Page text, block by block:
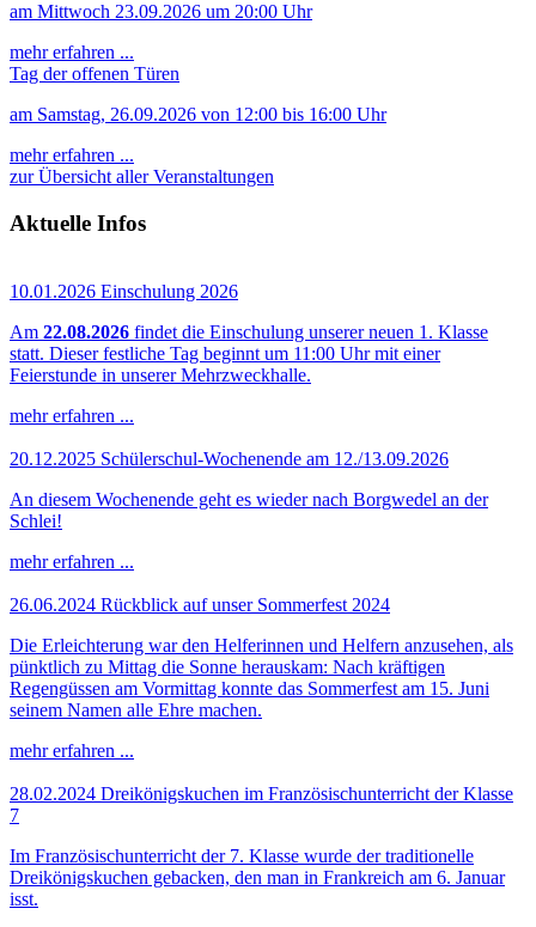
am Mittwoch 23.09.2026 um 20:00 Uhr
mehr erfahren ...
Tag der offenen Türen
am Samstag, 26.09.2026 von 12:00 bis 16:00 Uhr
mehr erfahren ...
zur Übersicht aller Veranstaltungen
Aktuelle Infos
10.01.2026 Einschulung 2026
Am 22.08.2026 findet die Einschulung unserer neuen 1. Klasse
statt. Dieser festliche Tag beginnt um 11:00 Uhr mit einer
Feierstunde in unserer Mehrzweckhalle.
mehr erfahren ...
20.12.2025 Schülerschul-Wochenende am 12./13.09.2026
An diesem Wochenende geht es wieder nach Borgwedel an der
Schlei!
mehr erfahren ...
26.06.2024 Rückblick auf unser Sommerfest 2024
Die Erleichterung war den Helferinnen und Helfern anzusehen, als
pünktlich zu Mittag die Sonne herauskam: Nach kräftigen
Regengüssen am Vormittag konnte das Sommerfest am 15. Juni
seinem Namen alle Ehre machen.
mehr erfahren ...
28.02.2024 Dreikönigskuchen im Französischunterricht der Klasse
7
Im Französischunterricht der 7. Klasse wurde der traditionelle
Dreikönigskuchen gebacken, den man in Frankreich am 6. Januar
isst.